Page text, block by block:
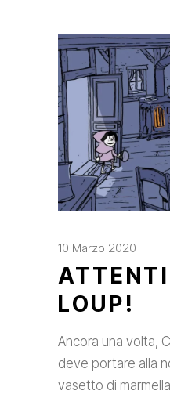
10 Marzo 2020
LOUP!
Ancora una volta,
deve portare alla
vasetto di